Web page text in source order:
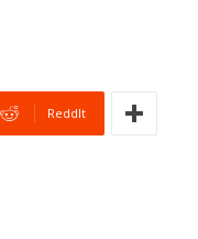
ReddIt